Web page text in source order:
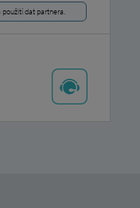
použití dat partnera.